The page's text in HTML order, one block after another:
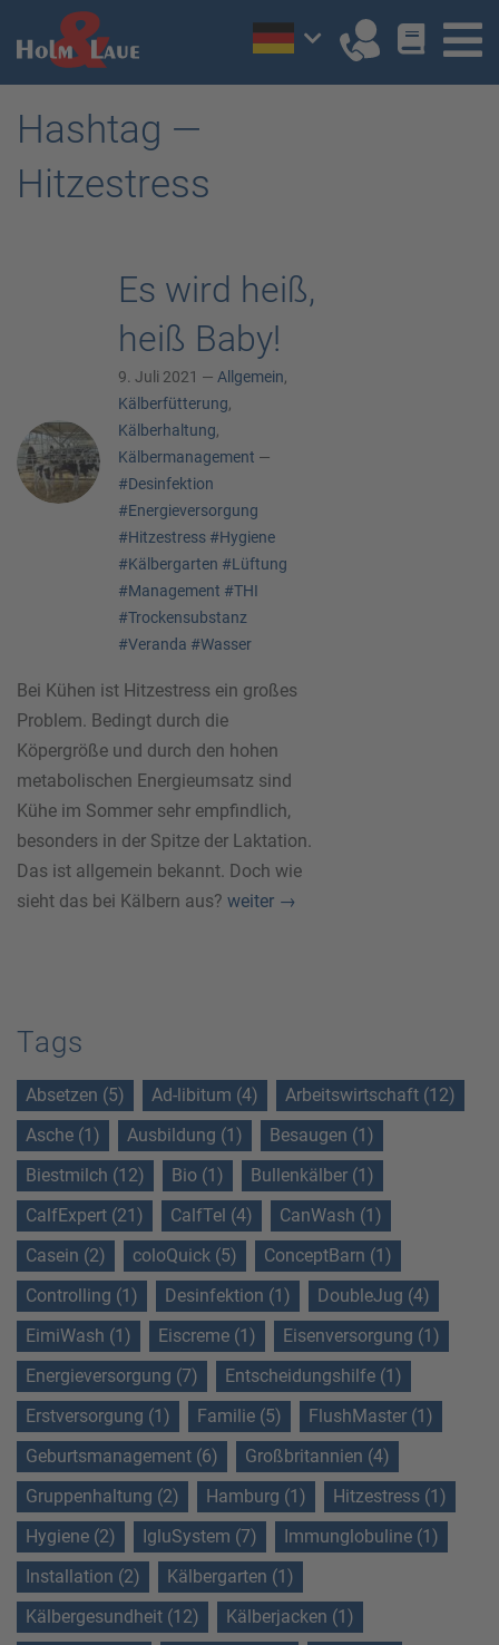
Hashtag —
Hitzestress
Es wird heiß,
heiß Baby!
9. Juli 2021 — Allgemein,
Kälberfütterung,
Kälberhaltung,
Kälbermanagement —
#Desinfektion
#Energieversorgung
#Hitzestress #Hygiene
#Kälbergarten #Lüftung
#Management #THI
#Trockensubstanz
#Veranda #Wasser
Bei Kühen ist Hitzestress ein großes
Problem. Bedingt durch die
Köpergröße und durch den hohen
metabolischen Energieumsatz sind
Kühe im Sommer sehr empfindlich,
besonders in der Spitze der Laktation.
Das ist allgemein bekannt. Doch wie
sieht das bei Kälbern aus? weiter →
Tags
Absetzen (5) Ad-libitum (4)
Arbeitswirtschaft (12)
Asche (1)
Ausbildung (1)
Besaugen (1)
Biestmilch (12)
Bio (1)
Bullenkälber (1)
CalfExpert (21)
CalfTel (4)
CanWash (1)
Casein (2)
coloQuick (5)
ConceptBarn (1)
Controlling (1)
Desinfektion (1)
DoubleJug (4)
EimiWash (1)
Eiscreme (1)
Eisenversorgung (1)
Energieversorgung (7)
Entscheidungshilfe (1)
Erstversorgung (1)
Familie (5)
FlushMaster (1)
Geburtsmanagement (6)
Großbritannien (4)
Gruppenhaltung (2)
Hamburg (1)
Hitzestress (1)
Hygiene (2)
IgluSystem (7)
Immunglobuline (1)
Installation (2)
Kälbergarten (1)
Kälbergesundheit (12)
Kälberjacken (1)